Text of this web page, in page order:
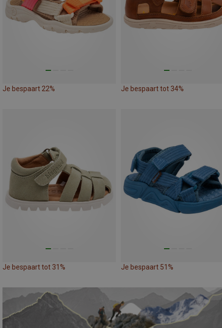
Je bespaart 22% Je bespaart tot 34%
Je bespaart tot 31% Je bespaart 51%